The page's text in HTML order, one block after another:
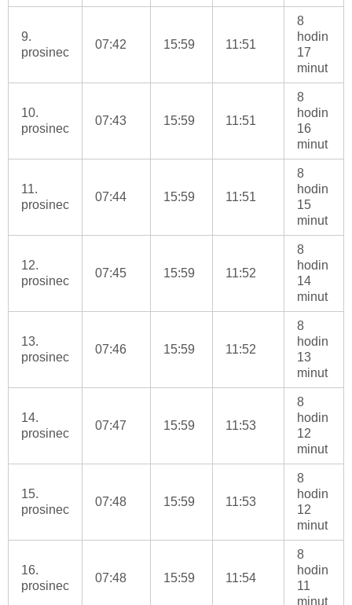
9.
prosinec
07:42 15:59 11:51
8
hodin
17
minut
10.
prosinec
07:43 15:59 11:51
8
hodin
16
minut
11.
prosinec
07:44 15:59 11:51
8
hodin
15
minut
12.
prosinec
07:45 15:59 11:52
8
hodin
14
minut
13.
prosinec
07:46 15:59 11:52
8
hodin
13
minut
14.
prosinec
07:47 15:59 11:53
8
hodin
12
minut
15.
prosinec
07:48 15:59 11:53
8
hodin
12
minut
16.
prosinec
07:48 15:59 11:54
8
hodin
11
minut